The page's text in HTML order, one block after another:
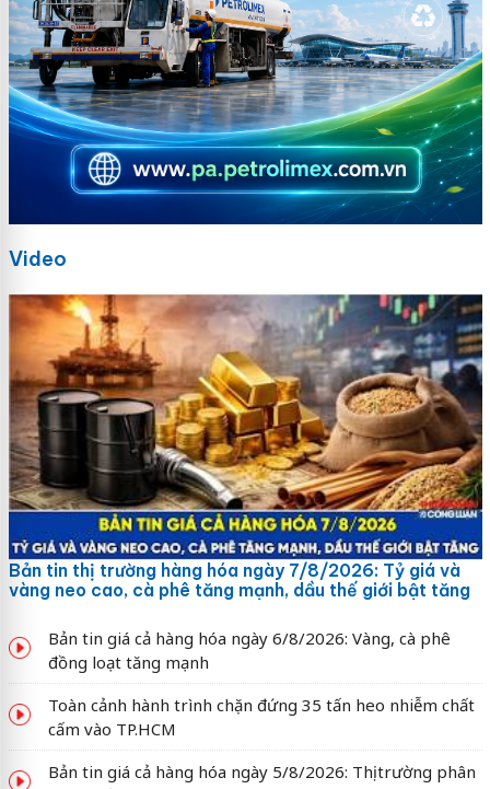
Video
Bản tin thị trường hàng hóa ngày 7/8/2026: Tỷ giá và
vàng neo cao, cà phê tăng mạnh, dầu thế giới bật tăng
Bản tin giá cả hàng hóa ngày 6/8/2026: Vàng, cà phê
đồng loạt tăng mạnh
Toàn cảnh hành trình chặn đứng 35 tấn heo nhiễm chất
cấm vào TP.HCM
Bản tin giá cả hàng hóa ngày 5/8/2026: Thị trường phân